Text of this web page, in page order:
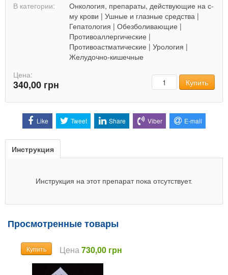
В категории:
Онкология, препараты, действующие на с-
му крови | Ушные и глазные средства |
Гепатология | Обезболивающие |
Противоаллергические |
Противоастматические | Урология |
Желудочно-кишечные
Цена:
340,00 грн КоличествоКупить
Like Tweet Share Viber E-mail
Инструкция
Инструкция на этот препарат пока отсутствует.
Просмотренные товары
Купить Цена730,00 грн